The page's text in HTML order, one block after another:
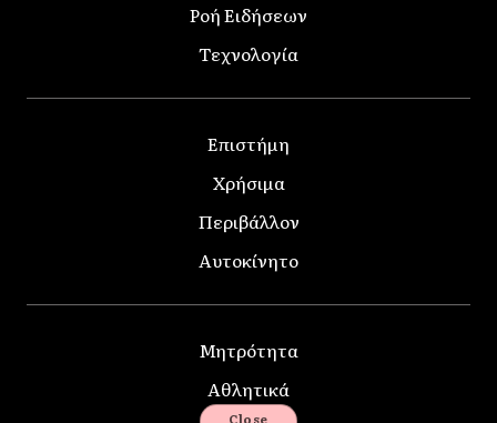
Ροή Ειδήσεων
Τεχνολογία
Επιστήμη
Χρήσιμα
Περιβάλλον
Αυτοκίνητο
Μητρότητα
Αθλητικά
Close